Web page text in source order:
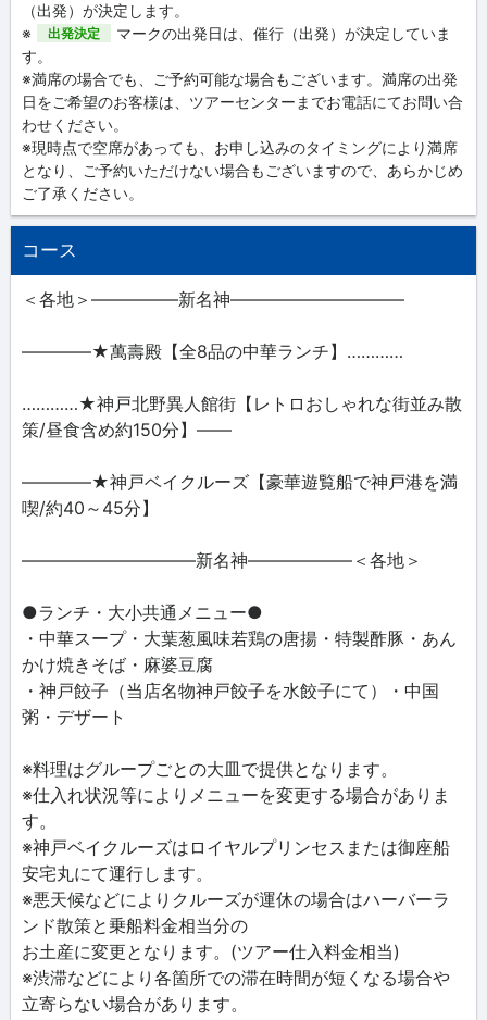
（出発）が決定します。
※
出発決定
マークの出発日は、催行（出発）が決定していま
す。
※満席の場合でも、ご予約可能な場合もございます。満席の出発
日をご希望のお客様は、ツアーセンターまでお電話にてお問い合
わせください。
※現時点で空席があっても、お申し込みのタイミングにより満席
となり、ご予約いただけない場合もございますので、あらかじめ
ご了承ください。
コース
＜各地＞―――――新名神――――――――――
――――★萬壽殿【全8品の中華ランチ】…………
…………★神戸北野異人館街【レトロおしゃれな街並み散
策/昼食含め約150分】――
――――★神戸ベイクルーズ【豪華遊覧船で神戸港を満
喫/約40～45分】
――――――――――新名神――――――＜各地＞
●ランチ・大小共通メニュー●
・中華スープ・大葉葱風味若鶏の唐揚・特製酢豚・あん
かけ焼きそば・麻婆豆腐
・神戸餃子（当店名物神戸餃子を水餃子にて）・中国
粥・デザート
※料理はグループごとの大皿で提供となります。
※仕入れ状況等によりメニューを変更する場合がありま
す。
※神戸ベイクルーズはロイヤルプリンセスまたは御座船
安宅丸にて運行します。
※悪天候などによりクルーズが運休の場合はハーバーラ
ンド散策と乗船料金相当分の
お土産に変更となります。(ツアー仕入料金相当)
※渋滞などにより各箇所での滞在時間が短くなる場合や
立寄らない場合があります。